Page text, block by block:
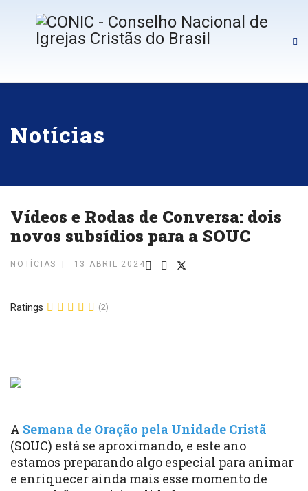
Notícias
Vídeos e Rodas de Conversa: dois
novos subsídios para a SOUC
NOTÍCIAS 13 ABRIL 2024
Ratings (2)
A Semana de Oração pela Unidade Cristã
(SOUC) está se aproximando, e este ano
estamos preparando algo especial para animar
e enriquecer ainda mais esse momento de